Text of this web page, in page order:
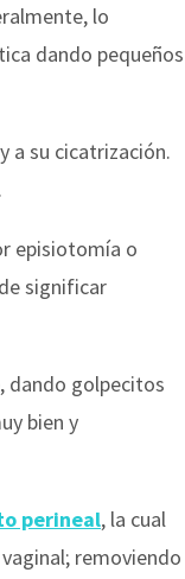
lo
dando pequeños
a su cicatrización.
episiotomía o
significar
dando golpecitos
bien y
perineal, la cual
removiendo